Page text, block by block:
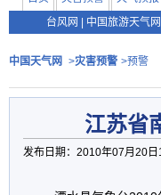
台风网
中国旅游天气网
中国天气网 >灾害预警 >预警
江苏省
发布日期：2010年07月20日